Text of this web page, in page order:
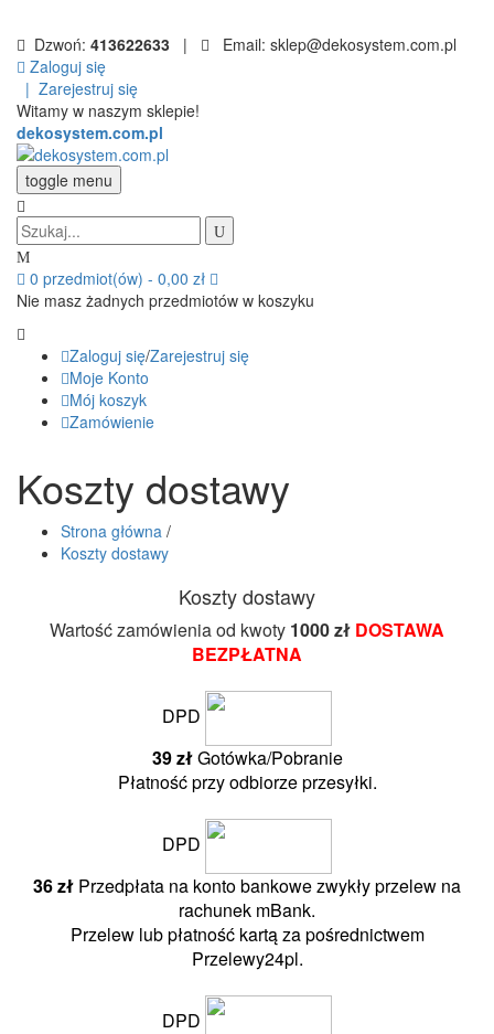
Dzwoń: 413622633 |
Email: sklep@dekosystem.com.pl
Zaloguj się
| Zarejestruj się
Witamy w naszym sklepie!
dekosystem.com.pl
toggle menu
0 przedmiot(ów) - 0,00 zł
Nie masz żadnych przedmiotów w koszyku
Zaloguj się/Zarejestruj się
Moje Konto
Mój koszyk
Zamówienie
Koszty dostawy
Strona główna /
Koszty dostawy
Koszty dostawy
Wartość zamówienia od kwoty 1000 zł DOSTAWA
BEZPŁATNA
DPD
39 złGotówka/Pobranie
Płatność przy odbiorze przesyłki.
DPD
36 zł Przedpłata na konto bankowe zwykły przelew na
rachunek mBank.
Przelew lub płatność kartą za pośrednictwem
Przelewy24pl.
DPD